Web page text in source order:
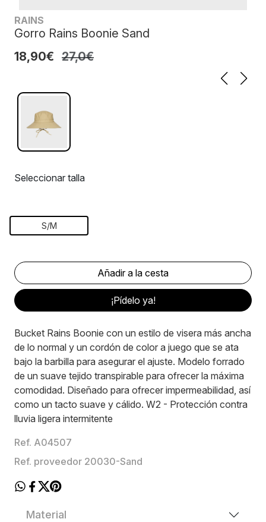
RAINS
Gorro Rains Boonie Sand
18,90€ 27,0€
Seleccionar talla
S/M
¡Pídelo ya!
Bucket Rains Boonie con un estilo de visera más ancha
de lo normal y un cordón de color a juego que se ata
bajo la barbilla para asegurar el ajuste. Modelo forrado
de un suave tejido transpirable para ofrecer la máxima
comodidad. Diseñado para ofrecer impermeabilidad, así
como un tacto suave y cálido. W2 - Protección contra
lluvia ligera intermitente
Ref. A04507
Ref. proveedor 20030-Sand
Material